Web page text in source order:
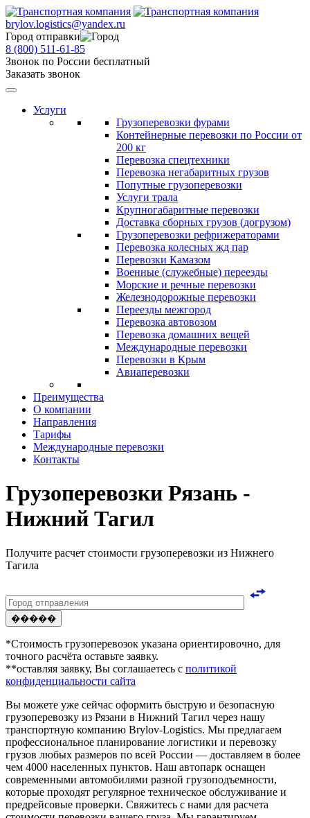
brylov.logistics@yandex.ru
Город отправки
8 (800) 511-61-85
Звонок по России бесплатный
Заказать звонок
Услуги
Грузоперевозки фурами
Контейнерные перевозки по России от
200 кг
Перевозка спецтехники
Перевозка негабаритных грузов
Попутные грузоперевозки
Услуги трала
Крупногабаритные перевозки
Доставка сборных грузов (догрузом)
Грузоперевозки рефрижераторами
Перевозка колесных жд пар
Перевозки Камазом
Военные (служебные) переезды
Морские и речные перевозки
Железнодорожные перевозки
Переезды межгород
Перевозка автовозом
Перевозка домашних вещей
Международные перевозки
Перевозки в Крым
Авиаперевозки
Преимущества
О компании
Направления
Тарифы
Международные перевозки
Контакты
Грузоперевозки Рязань -
Нижний Тагил
Получите расчет стоимости грузоперевозки из Нижнего
Тагила
�����
*Стоимость грузоперевозок указана ориентировочно, для
точного расчёта оставьте заявку.
**оставляя заявку, Вы соглашаетесь с политикой
конфиденциальности сайта
Вы можете уже сейчас оформить быструю и безопасную
грузоперевозку из Рязани в Нижний Тагил через нашу
транспортную компанию Brylov-Logistics. Мы предлагаем
профессиональное планирование логистики и перевозку
грузов любых размеров по всей России — доставляем в более
чем 4000 населенных пунктов. Наш автопарк оснащен
современными автомобилями разной грузоподъемности,
которые проходят регулярное техническое обслуживание и
предрейсовые проверки. Свяжитесь с нами для расчета